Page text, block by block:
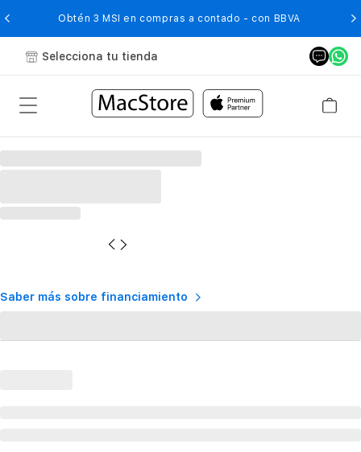
Obtén 3 MSI en compras a contado - con BBVA
Selecciona tu tienda
Saber más sobre financiamiento